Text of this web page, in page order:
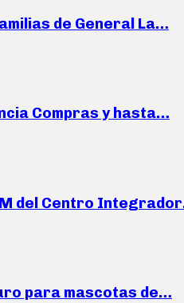
de General La…
Compras y hasta…
del Centro
para mascotas de…